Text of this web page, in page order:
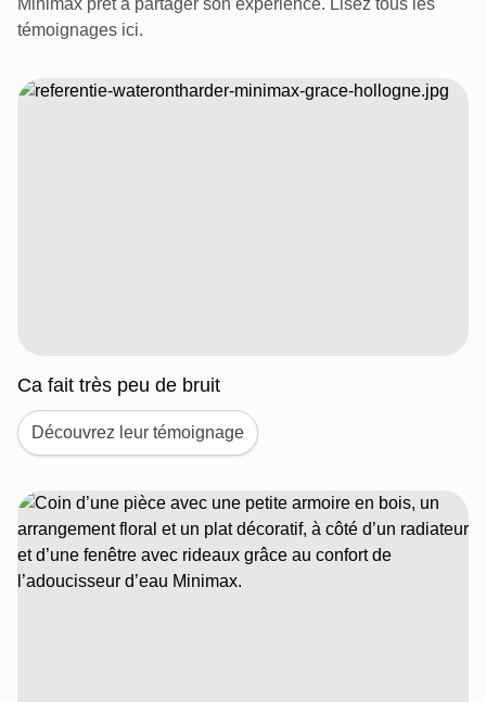
Minimax prêt à partager son expérience. Lisez tous les
témoignages ici.
Ca fait très peu de bruit
Découvrez leur témoignage